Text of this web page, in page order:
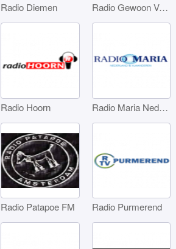
Radio Diemen Radio Gewoon Voor U
Radio Hoorn Radio Maria Nederland
Radio Patapoe FM Radio Purmerend